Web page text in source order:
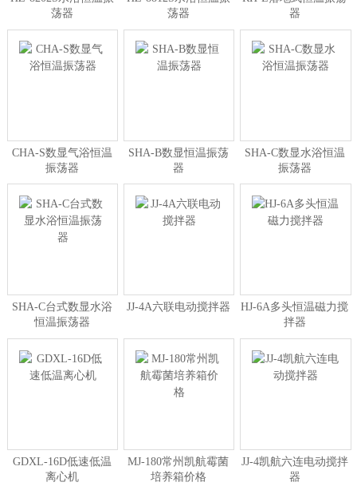
荡器
荡器
器
CHA-S数显气浴恒温
振荡器
SHA-B数显恒温振荡
器
SHA-C数显水浴恒温
振荡器
SHA-C台式数显水浴
恒温振荡器
JJ-4A六联电动搅拌器
HJ-6A多头恒温磁力搅
拌器
GDXL-16D低速低温
离心机
MJ-180常州凯航霉菌
培养箱价格
JJ-4凯航六连电动搅拌
器